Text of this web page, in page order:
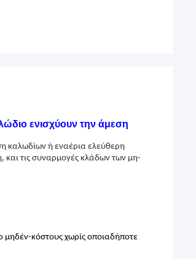
ενισχύουν την άμεση
καλωδίων ή εναέρια ελεύθερη
και τις συναρμογές κλάδων των μη-
μηδέν-κόστους χωρίς οποιαδήποτε